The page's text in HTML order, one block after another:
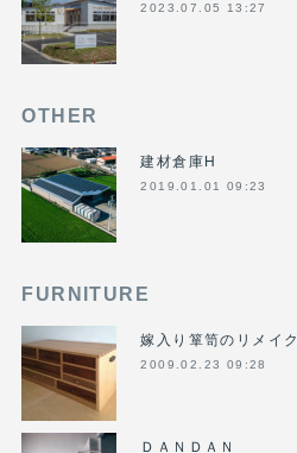
2023.07.05 13:27
OTHER
建材倉庫H
2019.01.01 09:23
FURNITURE
嫁入り箪笥のリメイク
2009.02.23 09:28
ＤＡＮＤＡＮ